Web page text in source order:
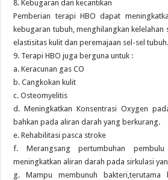
8. Kebugaran dan kecantikan
Pemberian terapi HBO dapat
kebugaran tubuh, menghilangkan
elastisitas kulit dan peremajaan sel-sel tubuh.
9. Terapi HBO juga berguna untuk :
a. Keracunan gas CO
b. Cangkokan kulit
c. Osteomyelitis
d. Meningkatkan Konsentrasi Oxygen
bahkan pada aliran darah yang berkurang.
e. Rehabilitasi pasca stroke
f. Merangsang pertumbuhan
meningkatkan aliran darah pada sirkulasi
g. Mampu membunuh bakteri,terutama